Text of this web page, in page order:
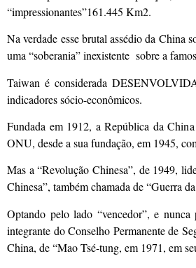
“impressionantes”161.445 Km2.
Na verdade esse brutal assédio da China
uma “soberania” inexistente sobre a
Taiwan é considerada
indicadores sócio-econômicos.
Fundada em 1912, a República da
ONU, desde a sua fundação, em 1945,
Mas a “Revolução Chinesa”, de 1949,
Chinesa”, também chamada de “Guerra
Optando pelo lado “vencedor”, e
integrante do Conselho Permanente de
China, de “Mao Tsé-tung, em 1971, em